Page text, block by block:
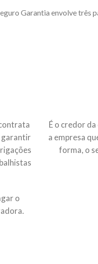
Garantia envolve três
garantir
o
É o credor
a empresa
forma, o